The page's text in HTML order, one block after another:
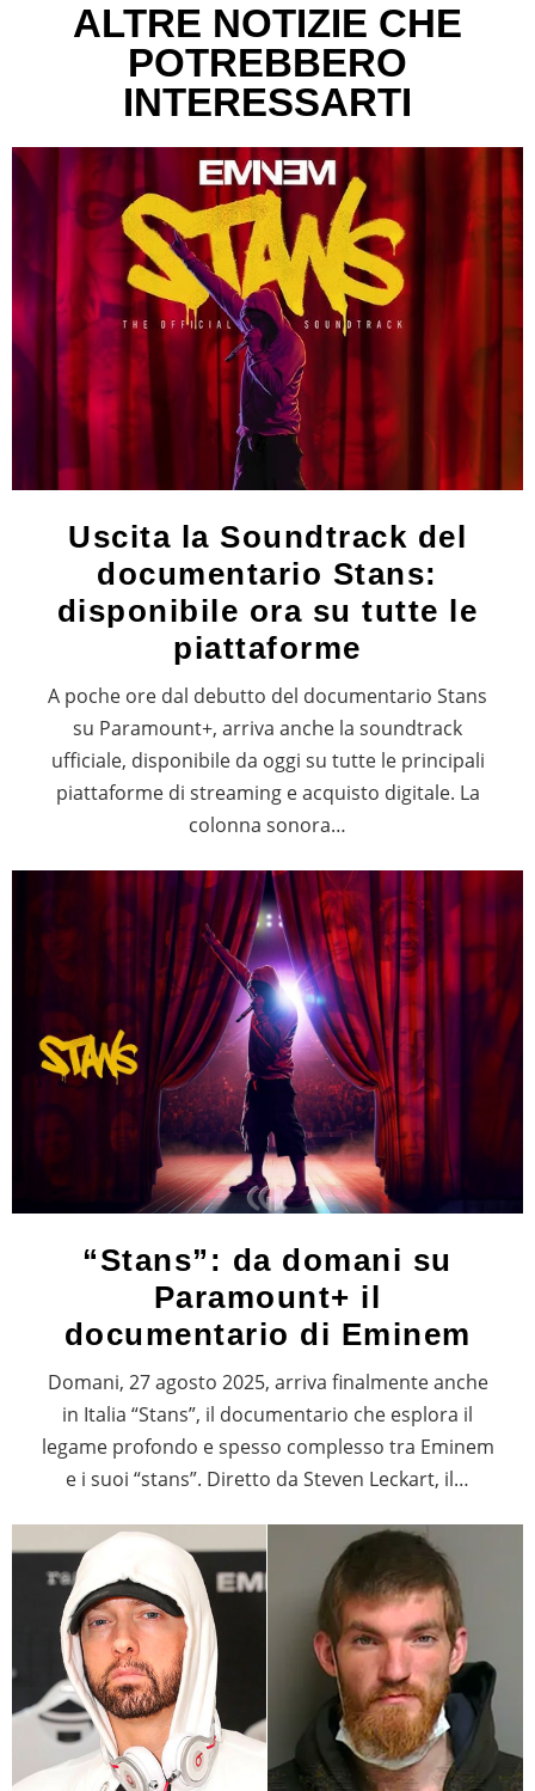
ALTRE NOTIZIE CHE
POTREBBERO
INTERESSARTI
Uscita la Soundtrack del
documentario Stans:
disponibile ora su tutte le
piattaforme
A poche ore dal debutto del documentario Stans
su Paramount+, arriva anche la soundtrack
ufficiale, disponibile da oggi su tutte le principali
piattaforme di streaming e acquisto digitale. La
colonna sonora…
“Stans”: da domani su
Paramount+ il
documentario di Eminem
Domani, 27 agosto 2025, arriva finalmente anche
in Italia “Stans”, il documentario che esplora il
legame profondo e spesso complesso tra Eminem
e i suoi “stans”. Diretto da Steven Leckart, il…